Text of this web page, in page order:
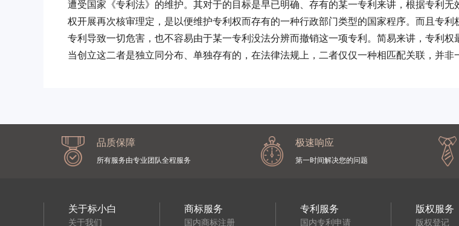
遭受国家《专利法》的维护。其对于的目标是早已明确、存有的某一专利来讲，根据专利无
权开展再次核审理定，是以便维护专利权而存有的一种行政部门类型的国家程序。而且专利
专利导致一切危害，也不容易由于某一专利没法分辨而撤销这一项专利。简易来讲，专利权
当创立这二者是独立同分布、单独存有的，在法律法规上，二者仅仅一种相匹配关联，并非
品质保障
所有服务由专业团队全程服务
极速响应
第一时间解决您的问题
关于标小白
关于我们
商标服务
国内商标注册
专利服务
国内专利申请
版权服务
版权登记